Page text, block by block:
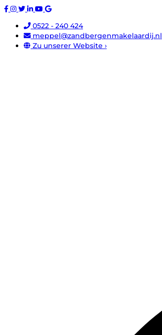
0522 - 240 424
meppel@zandbergenmakelaardij.nl
Zu unserer Website ›